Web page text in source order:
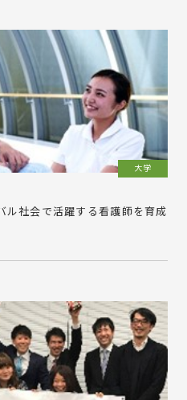
大学
ル社会で活躍する看護師を育成